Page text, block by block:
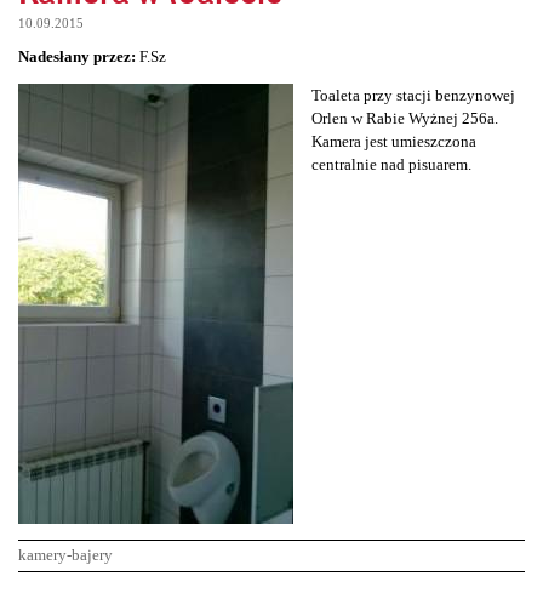
10.09.2015
Nadesłany przez: F.Sz
Toaleta przy stacji benzynowej
Orlen w Rabie Wyżnej 256a.
Kamera jest umieszczona
centralnie nad pisuarem.
kamery-bajery